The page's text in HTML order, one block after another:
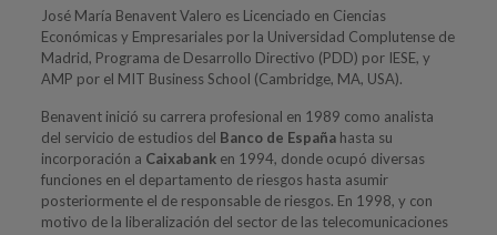
José María Benavent Valero es Licenciado en Ciencias
Económicas y Empresariales por la Universidad Complutense de
Madrid, Programa de Desarrollo Directivo (PDD) por IESE, y
AMP por el MIT Business School (Cambridge, MA, USA).
Benavent inició su carrera profesional en 1989 como analista
del servicio de estudios del Banco de Españahasta su
incorporación a Caixabanken 1994, donde ocupó diversas
funciones en el departamento de riesgos hasta asumir
posteriormente el de responsable de riesgos. En 1998, y con
motivo de la liberalización del sector de las telecomunicaciones